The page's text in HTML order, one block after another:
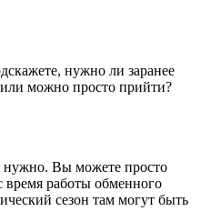
нужно ли заранее
можно просто прийти?
нужно. Вы можете просто
время работы обменного
сезон там могут быть